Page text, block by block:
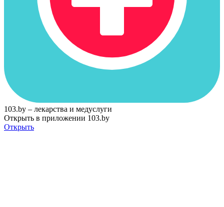
103.by – лекарства и медуслуги
Открыть в приложении 103.by
Открыть